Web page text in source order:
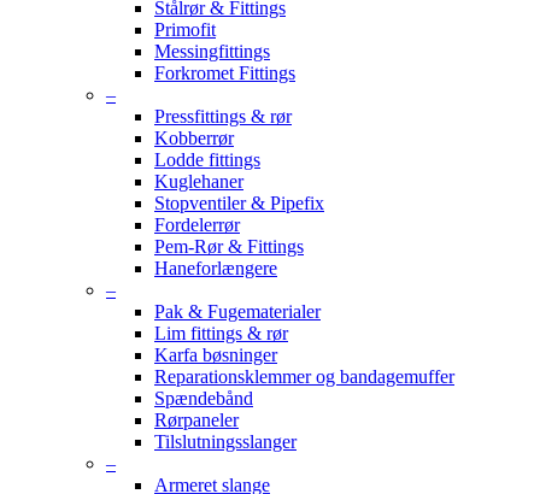
Stålrør & Fittings
Primofit
Messingfittings
Forkromet Fittings
–
Pressfittings & rør
Kobberrør
Lodde fittings
Kuglehaner
Stopventiler & Pipefix
Fordelerrør
Pem-Rør & Fittings
Haneforlængere
–
Pak & Fugematerialer
Lim fittings & rør
Karfa bøsninger
Reparationsklemmer og bandagemuffer
Spændebånd
Rørpaneler
Tilslutningsslanger
–
Armeret slange